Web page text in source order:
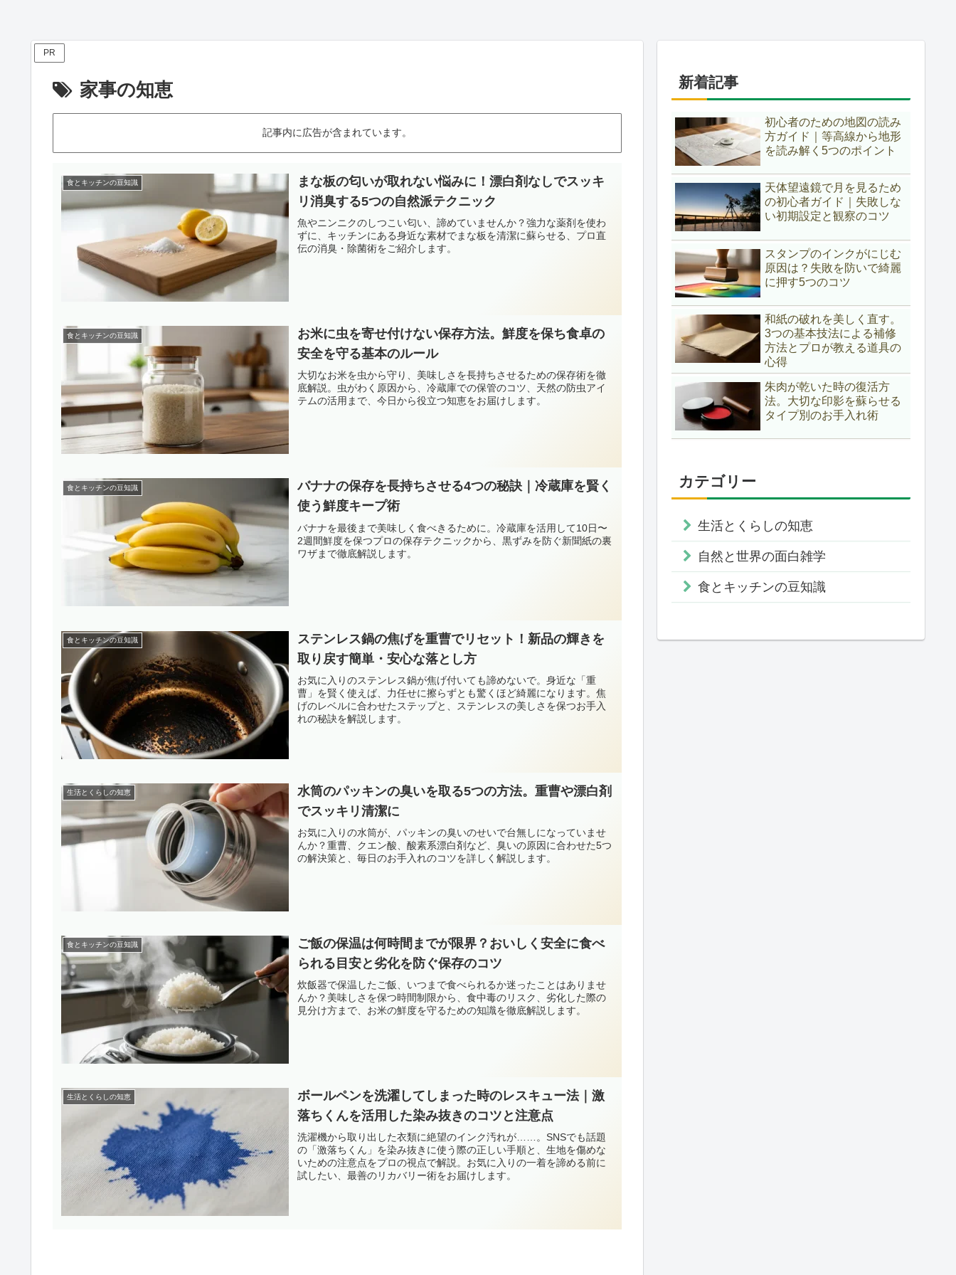
PR
家事の知恵
記事内に広告が含まれています。
食とキッチンの豆知識
まな板の匂いが取れない悩みに！漂白剤なしでスッキ
リ消臭する5つの自然派テクニック
魚やニンニクのしつこい匂い、諦めていませんか？強力な薬剤を使わ
ずに、キッチンにある身近な素材でまな板を清潔に蘇らせる、プロ直
伝の消臭・除菌術をご紹介します。
食とキッチンの豆知識
お米に虫を寄せ付けない保存方法。鮮度を保ち食卓の
安全を守る基本のルール
大切なお米を虫から守り、美味しさを長持ちさせるための保存術を徹
底解説。虫がわく原因から、冷蔵庫での保管のコツ、天然の防虫アイ
テムの活用まで、今日から役立つ知恵をお届けします。
食とキッチンの豆知識
バナナの保存を長持ちさせる4つの秘訣｜冷蔵庫を賢く
使う鮮度キープ術
バナナを最後まで美味しく食べきるために。冷蔵庫を活用して10日〜
2週間鮮度を保つプロの保存テクニックから、黒ずみを防ぐ新聞紙の裏
ワザまで徹底解説します。
食とキッチンの豆知識
ステンレス鍋の焦げを重曹でリセット！新品の輝きを
取り戻す簡単・安心な落とし方
お気に入りのステンレス鍋が焦げ付いても諦めないで。身近な「重
曹」を賢く使えば、力任せに擦らずとも驚くほど綺麗になります。焦
げのレベルに合わせたステップと、ステンレスの美しさを保つお手入
れの秘訣を解説します。
生活とくらしの知恵
水筒のパッキンの臭いを取る5つの方法。重曹や漂白剤
でスッキリ清潔に
お気に入りの水筒が、パッキンの臭いのせいで台無しになっていませ
んか？重曹、クエン酸、酸素系漂白剤など、臭いの原因に合わせた5つ
の解決策と、毎日のお手入れのコツを詳しく解説します。
食とキッチンの豆知識
ご飯の保温は何時間までが限界？おいしく安全に食べ
られる目安と劣化を防ぐ保存のコツ
炊飯器で保温したご飯、いつまで食べられるか迷ったことはありませ
んか？美味しさを保つ時間制限から、食中毒のリスク、劣化した際の
見分け方まで、お米の鮮度を守るための知識を徹底解説します。
生活とくらしの知恵
ボールペンを洗濯してしまった時のレスキュー法｜激
落ちくんを活用した染み抜きのコツと注意点
洗濯機から取り出した衣類に絶望のインク汚れが……。SNSでも話題
の「激落ちくん」を染み抜きに使う際の正しい手順と、生地を傷めな
いための注意点をプロの視点で解説。お気に入りの一着を諦める前に
試したい、最善のリカバリー術をお届けします。
新着記事
初心者のための地図の読み
方ガイド｜等高線から地形
を読み解く5つのポイント
天体望遠鏡で月を見るため
の初心者ガイド｜失敗しな
い初期設定と観察のコツ
スタンプのインクがにじむ
原因は？失敗を防いで綺麗
に押す5つのコツ
和紙の破れを美しく直す。
3つの基本技法による補修
方法とプロが教える道具の
心得
朱肉が乾いた時の復活方
法。大切な印影を蘇らせる
タイプ別のお手入れ術
カテゴリー
生活とくらしの知恵
自然と世界の面白雑学
食とキッチンの豆知識